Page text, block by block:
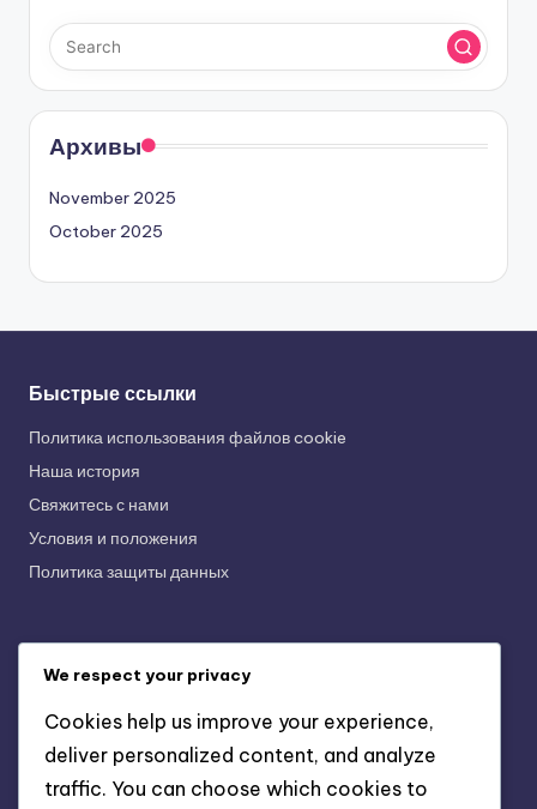
Архивы
November 2025
October 2025
Быстрые ссылки
Политика использования файлов cookie
Наша история
Свяжитесь с нами
Условия и положения
Политика защиты данных
группах сообщества
Возможности обмена файлами ICQ: преимущества для
фрилансеров
We respect your privacy
Cookies help us improve your experience,
deliver personalized content, and analyze
traffic. You can choose which cookies to